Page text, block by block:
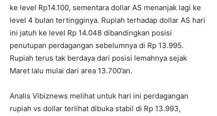
ke level Rp14.100, sementara dollar AS menanjak lagi ke
level 4 bulan tertingginya. Rupiah terhadap dollar AS hari
ini jatuh ke level Rp 14.048 dibandingkan posisi
penutupan perdagangan sebelumnya di Rp 13.995.
Rupiah terus tak berdaya dari posisi lemahnya sejak
Maret lalu mulai dari area 13.700’an.
Analis Vibiznews melihat untuk hari ini perdagangan
rupiah vs dollar terlihat dibuka stabil di Rp 13.993,